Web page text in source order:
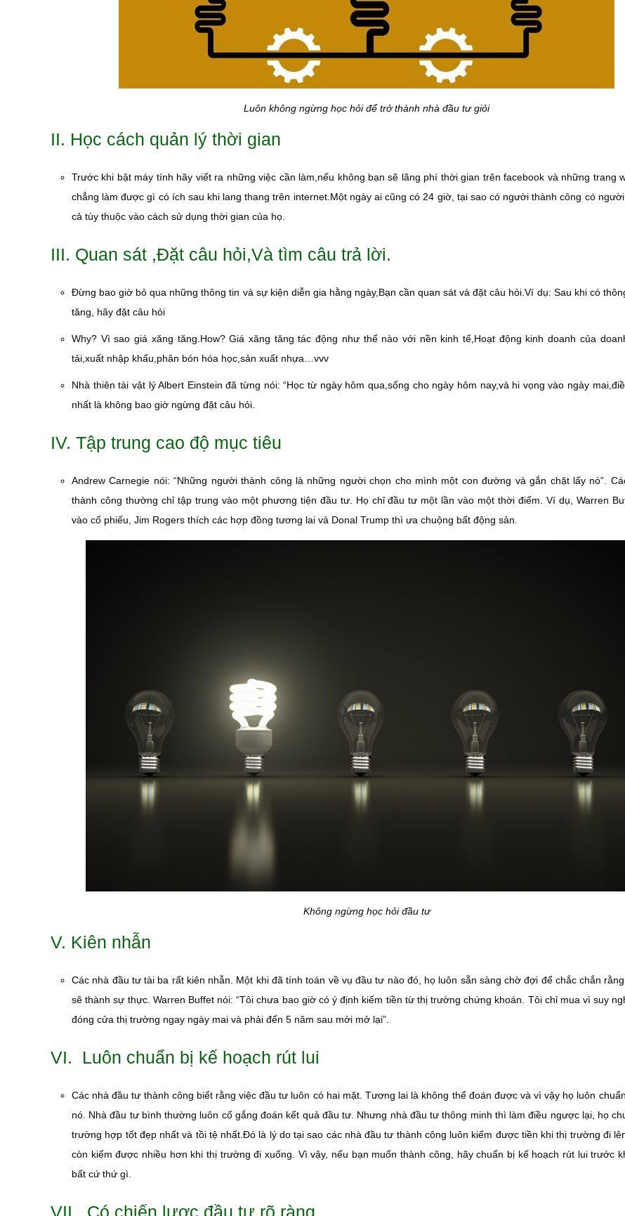
Luôn không ngừng học hỏi để trở thành nhà đầu tư giỏi
II. Học cách quản lý thời gian
Trước khi bật máy tính hãy viết ra những việc cần làm,nếu không bạn sẽ lãng phí thời gian trên facebook và những trang
chẳng làm được gì có ích sau khi lang thang trên internet.Một ngày ai cũng có 24 giờ, tại sao có người thành công có
cả tùy thuộc vào cách sử dụng thời gian của họ.
III. Quan sát ,Đặt câu hỏi,Và tìm câu trả lời.
Đừng bao giờ bỏ qua những thông tin và sự kiện diễn gia hằng ngày,Bạn cần quan sát và đặt câu hỏi.Ví dụ: Sau khi có
tăng, hãy đặt câu hỏi
Why? Vì sao giá xăng tăng.How? Giá xăng tăng tác động như thế nào với nền kinh tế,Hoạt động kinh doanh của
tải,xuất nhập khẩu,phân bón hóa học,sản xuất nhựa…vvv
Nhà thiên tài vật lý Albert Einstein đã từng nói: “Học từ ngày hôm qua,sống cho ngày hôm nay,và hi vọng vào ngày
nhất là không bao giờ ngừng đặt câu hỏi.
IV. Tập trung cao độ mục tiêu
Andrew Carnegie nói: “Những người thành công là những người chọn cho mình một con đường và gắn chặt lấy nó”.
thành công thường chỉ tập trung vào một phương tiện đầu tư. Họ chỉ đầu tư một lần vào một thời điểm. Ví dụ, Warren
vào cổ phiếu, Jim Rogers thích các hợp đồng tương lai và Donal Trump thì ưa chuộng bất động sản.
Không ngừng học hỏi đầu tư
V. Kiên nhẫn
Các nhà đầu tư tài ba rất kiên nhẫn. Một khi đã tính toán về vụ đầu tư nào đó, họ luôn sẵn sàng chờ đợi để chắc chắn
sẽ thành sự thực. Warren Buffet nói: “Tôi chưa bao giờ có ý định kiếm tiền từ thị trường chứng khoán. Tôi chỉ mua vì suy
đóng cửa thị trường ngay ngày mai và phải đến 5 năm sau mới mở lại”.
VI. Luôn chuẩn bị kế hoạch rút lui
Các nhà đầu tư thành công biết rằng việc đầu tư luôn có hai mặt. Tương lai là không thể đoán được và vì vậy họ luôn
nó. Nhà đầu tư bình thường luôn cố gắng đoán kết quả đầu tư. Nhưng nhà đầu tư thông minh thì làm điều ngược lại, họ
trường hợp tốt đẹp nhất và tồi tệ nhất.Đó là lý do tại sao các nhà đầu tư thành công luôn kiếm được tiền khi thị trường đi
còn kiếm được nhiều hơn khi thị trường đi xuống. Vì vậy, nếu bạn muốn thành công, hãy chuẩn bị kế hoạch rút lui trước
bất cứ thứ gì.
VII. Có chiến lược đầu tư rõ ràng